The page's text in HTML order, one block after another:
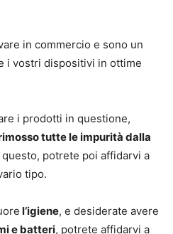
in commercio e sono un
i vostri dispositivi in ottime
i prodotti in questione,
tutte le impurità dalla
questo, potrete poi affidarvi a
tipo.
l’igiene, e desiderate avere
e batteri, potrete affidarvi a